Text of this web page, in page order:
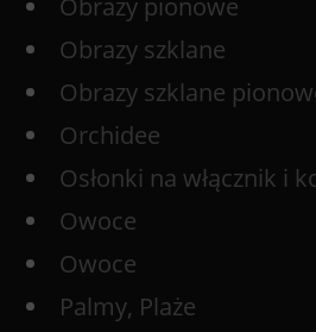
Obrazy pionowe
Obrazy szklane
Obrazy szklane
Orchidee
Osłonki na włącznik i
Owoce
Owoce
Palmy, Plaże